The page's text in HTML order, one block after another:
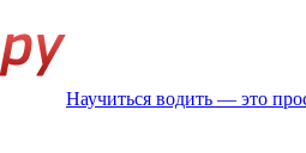
Научиться водить — это